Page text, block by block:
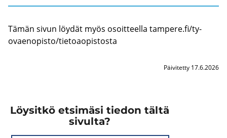
Tämän sivun löy­dät myös osoit­teel­la tam­pe­re.fi/ty­
ovaen­opis­to/tie­toao­pis­tos­ta
Päivitetty 17.6.2026
Löysitkö etsimäsi tiedon tältä
sivulta?